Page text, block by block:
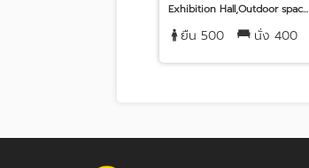
Exhibition Hall,Outdoor spac...
ยืน 500 นั่ง 400